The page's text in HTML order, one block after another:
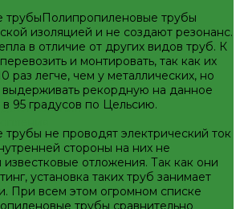
нагрева и теплоаккумуляторы
приборы и автоматика
трубыПолипропиленовые трубы
изоляцией и не создают резонанс.
в отличие от других видов труб. К
и монтировать, так как их
раз легче, чем у металлических, но
выдерживать рекордную на данное
95 градусов по Цельсию.
не проводят электрический ток
стороны на них не
известковые отложения. Так как они
установка таких труб занимает
При всем этом огромном списке
трубы сравнительно